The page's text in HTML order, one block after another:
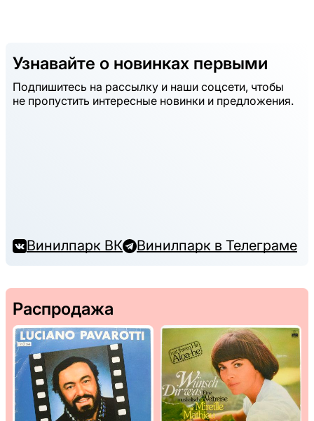
Узнавайте о новинках первыми
Подпишитесь на рассылку и наши соцсети, чтобы
не пропустить интересные новинки и предложения.
Винилпарк ВК Винилпарк в Телеграме
Распродажа